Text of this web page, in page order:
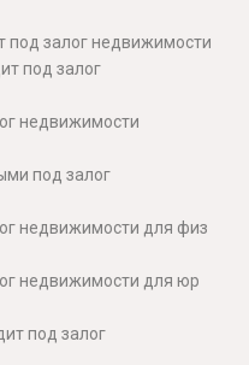
под залог недвижимости
под залог
недвижимости
под залог
недвижимости для физ
недвижимости для юр
под залог